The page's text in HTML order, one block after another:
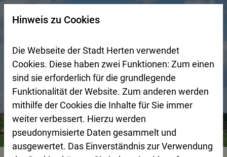
Zur Startseite (Schnelltaste 0)
Zum Seitenanfang springen (Schnelltaste A)
Zur Navigation/Menü springen (Schnelltaste M)
Zur Suche springen (Schnelltaste 8)
Zum Inhalt springen (Schnelltaste I)
Zum Fußbereich springen (Schnelltaste Z)
Bürgerservice Pressemeldungen Saatgutmischung
Suchseite mit Schnellsuche
Hinweis zu Cookies
Die Webseite der Stadt Herten verwendet
Cookies. Diese haben zwei Funktionen: Zum einen
sind sie erforderlich für die grundlegende
Funktionalität der Website. Zum anderen werden
mithilfe der Cookies die Inhalte für Sie immer
weiter verbessert. Hierzu werden
pseudonymisierte Daten gesammelt und
ausgewertet. Das Einverständnis zur Verwendung